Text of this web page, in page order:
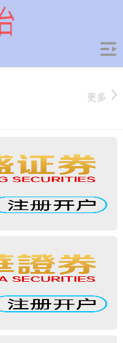
更多